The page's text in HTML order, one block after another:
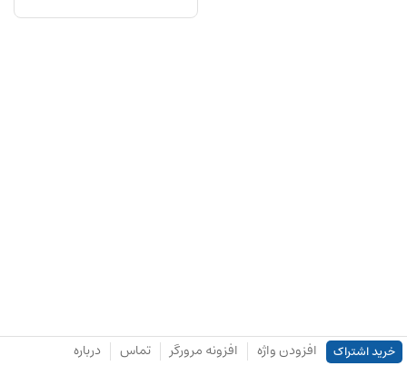
خرید اشتراک افزودن واژه افزونه مرورگر تماس درباره